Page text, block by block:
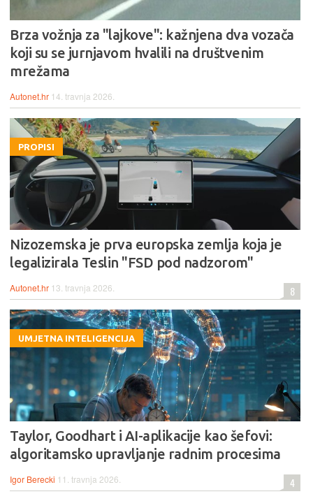
Brza vožnja za "lajkove": kažnjena dva vozača
koji su se jurnjavom hvalili na društvenim
mrežama
Autonet.hr 14. travnja 2026.
PROPISI
Nizozemska je prva europska zemlja koja je
legalizirala Teslin "FSD pod nadzorom"
Autonet.hr 13. travnja 2026. 8
UMJETNA INTELIGENCIJA
Taylor, Goodhart i AI-aplikacije kao šefovi:
algoritamsko upravljanje radnim procesima
Igor Berecki 11. travnja 2026. 4